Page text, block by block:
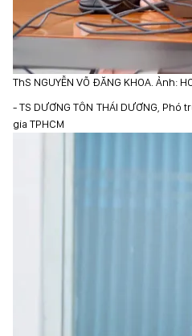
ThS NGUYỄN VÕ ĐĂNG KHOA. Ảnh:
- TS DƯƠNG TÔN THÁI DƯƠNG,
gia TPHCM